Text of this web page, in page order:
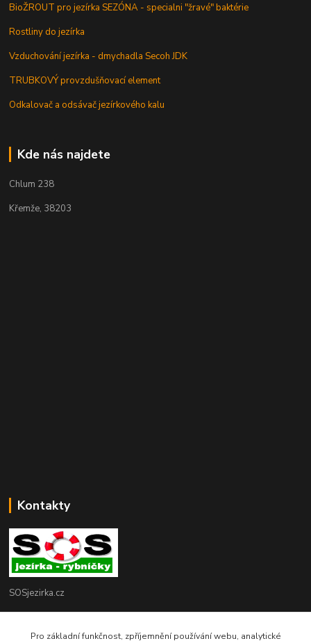
BioŽROUT pro jezírka SEZÓNA - specialni "žravé" baktérie
Rostliny do jezírka
Vzduchování jezírka - dmychadla Secoh JDK
TRUBKOVÝ provzdušňovací element
Odkalovač a odsávač jezírkového kalu
Kde nás najdete
Chlum 238
Křemže, 38203
Kontakty
SOSjezirka.cz
Pro základní funkčnost, zpříjemnění používání webu, analytické